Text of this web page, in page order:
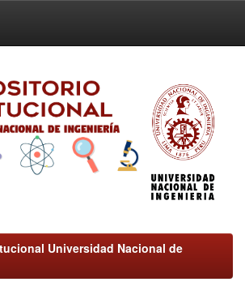
Universidad Nacional de